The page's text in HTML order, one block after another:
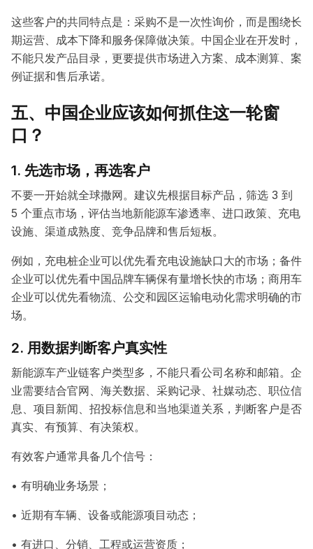
这些客户的共同特点是：采购不是一次性询价，而是围绕长
期运营、成本下降和服务保障做决策。中国企业在开发时，
不能只发产品目录，更要提供市场进入方案、成本测算、案
例证据和售后承诺。
五、中国企业应该如何抓住这一轮窗
口？
1. 先选市场，再选客户
不要一开始就全球撒网。建议先根据目标产品，筛选 3 到
5 个重点市场，评估当地新能源车渗透率、进口政策、充电
设施、渠道成熟度、竞争品牌和售后短板。
例如，充电桩企业可以优先看充电设施缺口大的市场；备件
企业可以优先看中国品牌车辆保有量增长快的市场；商用车
企业可以优先看物流、公交和园区运输电动化需求明确的市
场。
2. 用数据判断客户真实性
新能源车产业链客户类型多，不能只看公司名称和邮箱。企
业需要结合官网、海关数据、采购记录、社媒动态、职位信
息、项目新闻、招投标信息和当地渠道关系，判断客户是否
真实、有预算、有决策权。
有效客户通常具备几个信号：
• 有明确业务场景；
• 近期有车辆、设备或能源项目动态；
• 有进口、分销、工程或运营资质；